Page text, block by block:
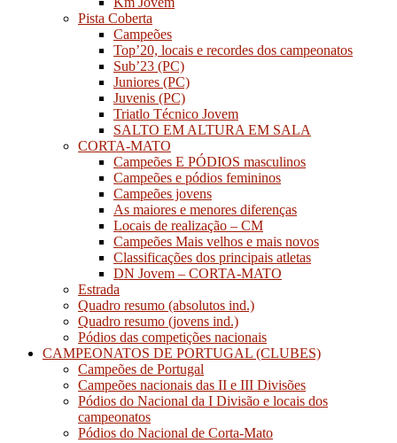
Pista Coberta
Campeões
Top’20, locais e recordes dos campeonatos
Sub’23 (PC)
Juniores (PC)
Juvenis (PC)
Triatlo Técnico Jovem
SALTO EM ALTURA EM SALA
CORTA-MATO
Campeões E PÓDIOS masculinos
Campeões e pódios femininos
Campeões jovens
As maiores e menores diferenças
Locais de realização – CM
Campeões Mais velhos e mais novos
Classificações dos principais atletas
DN Jovem – CORTA-MATO
Estrada
Quadro resumo (absolutos ind.)
Quadro resumo (jovens ind.)
Pódios das competições nacionais
CAMPEONATOS DE PORTUGAL (CLUBES)
Campeões de Portugal
Campeões nacionais das II e III Divisões
Pódios do Nacional da I Divisão e locais dos
campeonatos
Pódios do Nacional de Corta-Mato